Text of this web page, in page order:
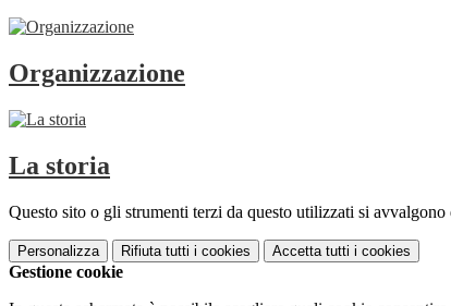
Organizzazione
La storia
Questo sito o gli strumenti terzi da questo utilizzati si
Personalizza Rifiuta tutti i cookies Accetta tutti i cookies
Gestione cookie